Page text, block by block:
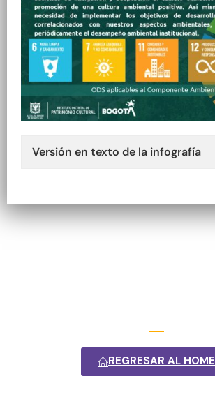
Versión en texto de la infografía
REGRESAR AL HOME